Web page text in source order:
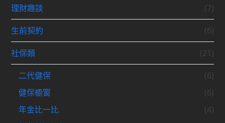
理財趣談 (7)
生前契約 (6)
社保類 (21)
二代健保
(6)
健保櫥窗
(6)
年金比一比
(4)